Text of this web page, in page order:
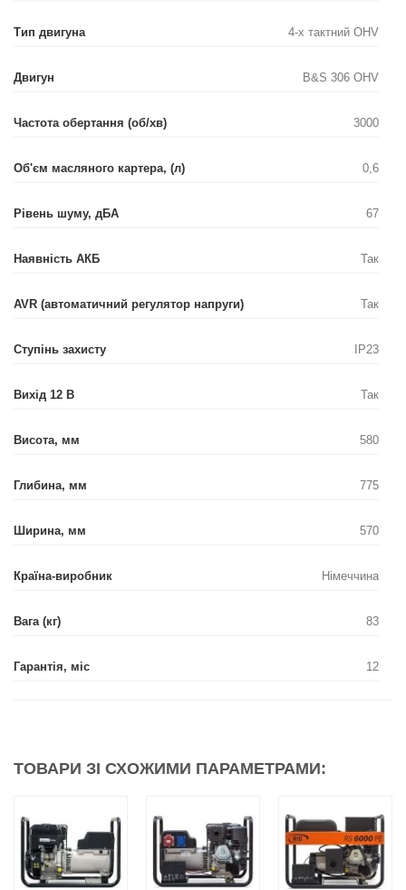
Тип двигуна 4-х тактний OHV
Двигун B&S 306 OHV
Частота обертання (об/хв) 3000
Об'єм масляного картера, (л) 0,6
Рівень шуму, дБА 67
Наявність АКБ Так
AVR (автоматичний регулятор напруги) Так
Ступінь захисту IP23
Вихід 12 В Так
Висота, мм 580
Глибина, мм 775
Ширина, мм 570
Країна-виробник Німеччина
Вага (кг) 83
Гарантія, міс 12
ТОВАРИ ЗІ СХОЖИМИ ПАРАМЕТРАМИ: